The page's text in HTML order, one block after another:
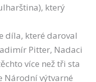
který
díla, které daroval
Pitter, Nadaci
více než tři sta
Národní výtvarné